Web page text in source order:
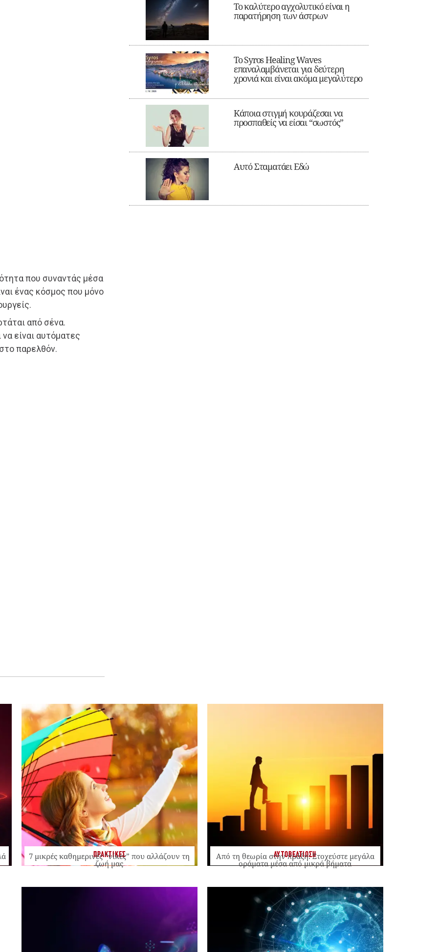
που συναντάς μέσα
ένας κόσμος που μόνο
από σένα.
είναι αυτόματες
παρελθόν.
Το καλύτερο αγχολυτικό είναι η
παρατήρηση των άστρων
Το Syros Healing Waves
επαναλαμβάνεται για δεύτερη
χρονιά και είναι ακόμα μεγαλύτερο
Κάποια στιγμή κουράζεσαι να
προσπαθείς να είσαι “σωστός”
Αυτό Σταματάει Εδώ
ΠΡΑΚΤΙΚΕΣ
7 μικρές καθημερινές “νίκες” που αλλάζουν τη
ζωή μας
ΑΥΤΟΒΕΛΤΙΩΣΗ
Από τη θεωρία στην πράξη: Στοχεύστε μεγάλα
οράματα μέσα από μικρά βήματα